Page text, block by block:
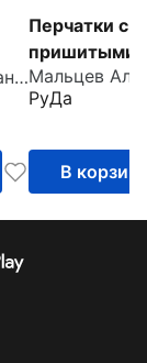
Измайлов Александр
Перчатки с
пришитыми
пальцами
РуДа
В корзину